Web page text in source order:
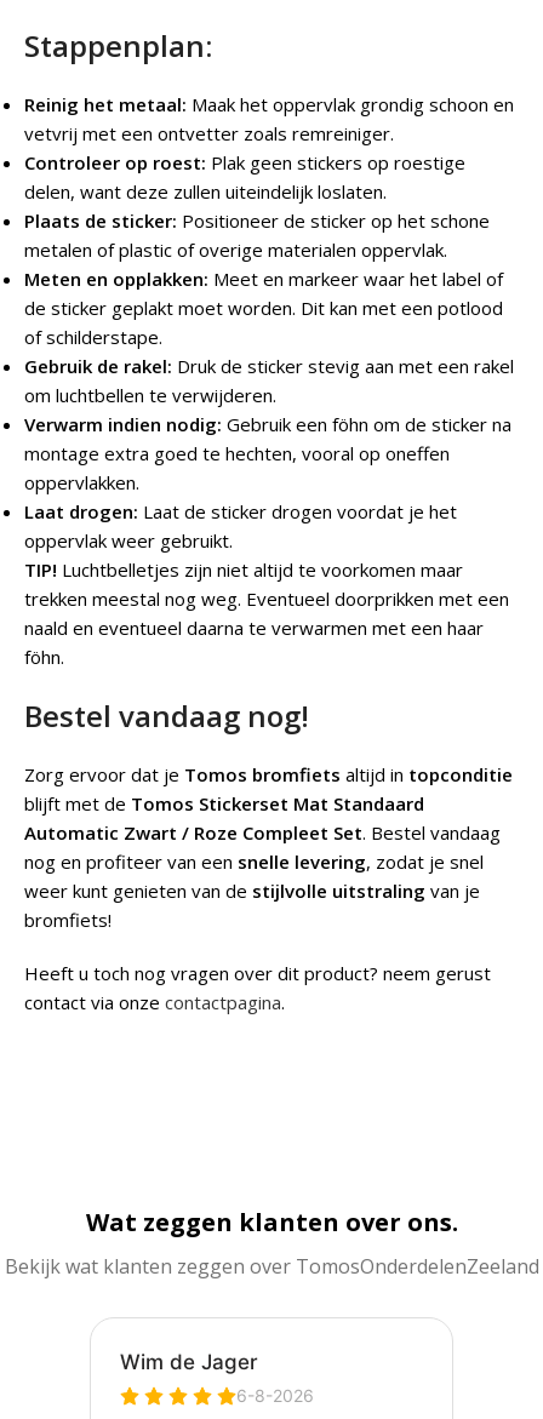
Stappenplan:
Reinig het metaal: Maak het oppervlak grondig schoon en
vetvrij met een ontvetter zoals remreiniger.
Controleer op roest: Plak geen stickers op roestige
delen, want deze zullen uiteindelijk loslaten.
Plaats de sticker: Positioneer de sticker op het schone
metalen of plastic of overige materialen oppervlak.
Meten en opplakken: Meet en markeer waar het label of
de sticker geplakt moet worden. Dit kan met een potlood
of schilderstape.
Gebruik de rakel: Druk de sticker stevig aan met een rakel
om luchtbellen te verwijderen.
Verwarm indien nodig: Gebruik een föhn om de sticker na
montage extra goed te hechten, vooral op oneffen
oppervlakken.
Laat drogen: Laat de sticker drogen voordat je het
oppervlak weer gebruikt.
TIP! Luchtbelletjes zijn niet altijd te voorkomen maar
trekken meestal nog weg. Eventueel doorprikken met een
naald en eventueel daarna te verwarmen met een haar
föhn.
Bestel vandaag nog!
Zorg ervoor dat je Tomos bromfiets altijd in topconditie
blijft met de Tomos Stickerset Mat Standaard
Automatic Zwart / Roze Compleet Set. Bestel vandaag
nog en profiteer van een snelle levering, zodat je snel
weer kunt genieten van de stijlvolle uitstraling van je
bromfiets!
Heeft u toch nog vragen over dit product? neem gerust
contact via onze contactpagina.
Wat zeggen klanten over ons.
Bekijk wat klanten zeggen over TomosOnderdelenZeeland